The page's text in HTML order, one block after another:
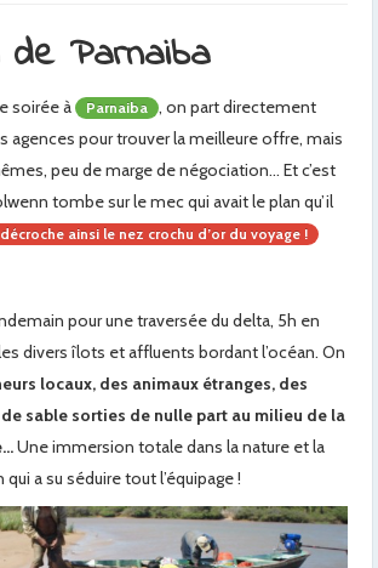
Parnaiba
soirée à Parnaiba
, on part directement
agences pour trouver la meilleure offre, mais
peu de marge de négociation… Et c’est
tombe sur le mec qui avait le plan qu’il
ainsi le nez crochu d’or du voyage !
pour une traversée du delta, 5h en
divers îlots et affluents bordant l’océan. On
locaux, des animaux étranges, des
sable sorties de nulle part au milieu de la
Une immersion totale dans la nature et la
a su séduire tout l’équipage !